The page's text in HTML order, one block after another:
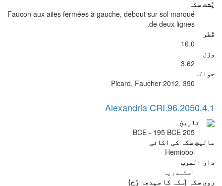
پُشت سکہ
Faucon aux ailes fermées à gauche, debout sur sol marqué
de deux lignes.
قُطر
16.0
وزن
3.62
حوالہ
Picard, Faucher 2012, 390
Alexandria CRI.96.2050.4.1
تاریخ
205 BCE - 195 BCE
مالیتِ سکہ کی اکائی
Hemiobol
دار الضرب
اسکندریہ
روی سکہ (سکہ کا سیدھا رُخ)